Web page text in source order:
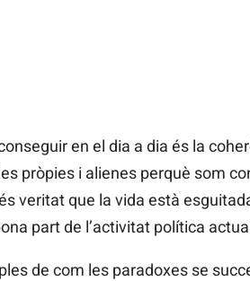
en el dia a dia és la
pròpies i alienes perquè som
veritat que la vida està
part de l’activitat política
de com les paradoxes se